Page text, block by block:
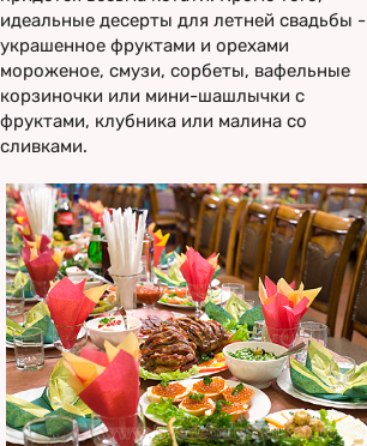
идеальные десерты для летней свадьбы -
украшенное фруктами и орехами
мороженое, смузи, сорбеты, вафельные
корзиночки или мини-шашлычки с
фруктами, клубника или малина со
сливками.